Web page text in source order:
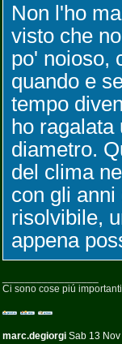
Non l'ho
visto che
po' noioso,
quando e
tempo
ho ragalata
diametro.
del clima
con gli
risolvibile,
appena
Ci sono cose piú
marc.degiorgi Sab 13